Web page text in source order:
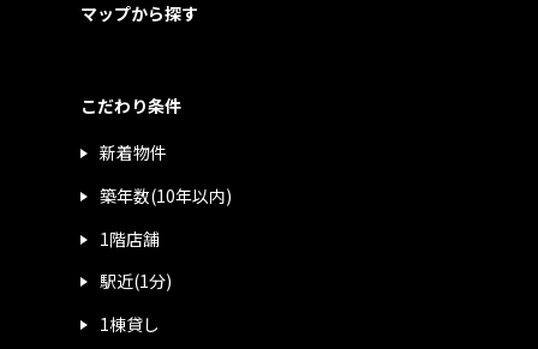
マップから探す
こだわり条件
新着物件
築年数(10年以内)
1階店舗
駅近(1分)
1棟貸し